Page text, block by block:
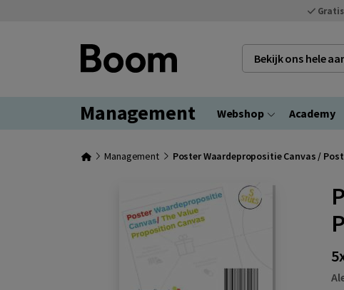
Bekijk ons hele
Management Webshop Academy
Management Poster Waardepropositie Canvas /